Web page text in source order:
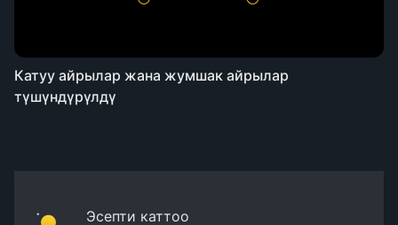
Катуу айрылар жана жумшак айрылар
түшүндүрүлдү
Эсепти каттоо